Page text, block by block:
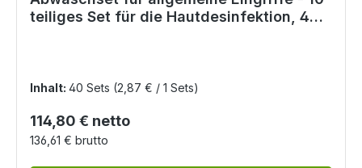
teiliges Set für die Hautdesinfektion, 40
Inhalt: 40 Sets (2,87 € / 1 Sets)
Regulärer Preis:
114,80 € netto
136,61 € brutto